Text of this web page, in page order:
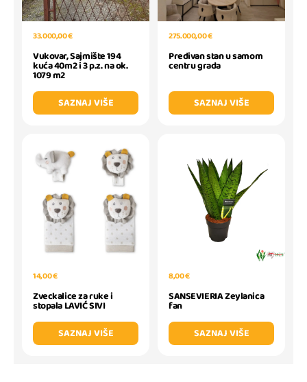
33.000,00 €
Vukovar, Sajmište 194
kuća 40m2 i 3 p.z. na ok.
1079 m2
SAZNAJ VIŠE
275.000,00 €
Predivan stan u samom
centru grada
SAZNAJ VIŠE
14,00 €
Zveckalice za ruke i
stopala LAVIĆ SIVI
SAZNAJ VIŠE
8,00 €
SANSEVIERIA Zeylanica
fan
SAZNAJ VIŠE